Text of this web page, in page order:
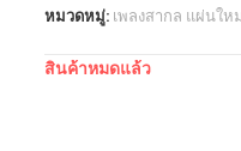
หมวดหมู่: เพลงสากล แผ่นให
สินค้าหมดแล้ว